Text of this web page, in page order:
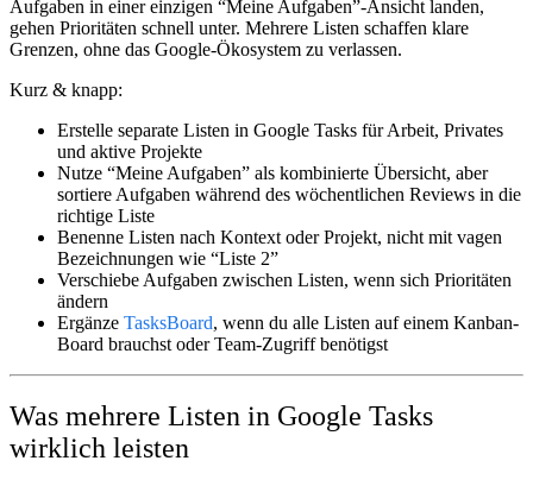
Aufgaben in einer einzigen “Meine Aufgaben”-Ansicht landen,
gehen Prioritäten schnell unter. Mehrere Listen schaffen klare
Grenzen, ohne das Google-Ökosystem zu verlassen.
Kurz & knapp:
Erstelle separate Listen in Google Tasks für Arbeit, Privates
und aktive Projekte
Nutze “Meine Aufgaben” als kombinierte Übersicht, aber
sortiere Aufgaben während des wöchentlichen Reviews in die
richtige Liste
Benenne Listen nach Kontext oder Projekt, nicht mit vagen
Bezeichnungen wie “Liste 2”
Verschiebe Aufgaben zwischen Listen, wenn sich Prioritäten
ändern
Ergänze TasksBoard, wenn du alle Listen auf einem Kanban-
Board brauchst oder Team-Zugriff benötigst
Was mehrere Listen in Google Tasks
wirklich leisten